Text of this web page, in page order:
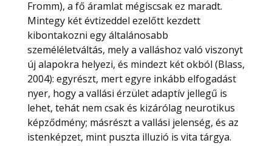
Fromm), a fő áramlat mégiscsak ez maradt.
Mintegy két évtizeddel ezelőtt kezdett
kibontakozni egy általánosabb
személéletváltás, mely a valláshoz való viszonyt
új alapokra helyezi, és mindezt két okból (Blass,
2004): egyrészt, mert egyre inkább elfogadást
nyer, hogy a vallási érzület adaptív jellegű is
lehet, tehát nem csak és kizárólag neurotikus
képződmény; másrészt a vallási jelenség, és az
istenképzet, mint puszta illuzió is vita tárgya.